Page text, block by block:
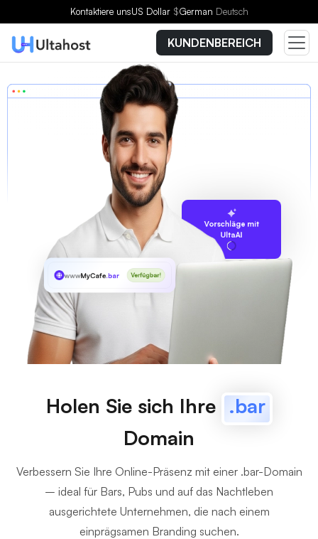
Kontaktiere unsUS Dollar $German Deutsch
KUNDENBEREICH
Vorschläge mit
UltaAI
wwwMyCafe.bar Verfügbar!
Holen Sie sich Ihre .bar
Domain
Verbessern Sie Ihre Online-Präsenz mit einer .bar-Domain
– ideal für Bars, Pubs und auf das Nachtleben
ausgerichtete Unternehmen, die nach einem
einprägsamen Branding suchen.